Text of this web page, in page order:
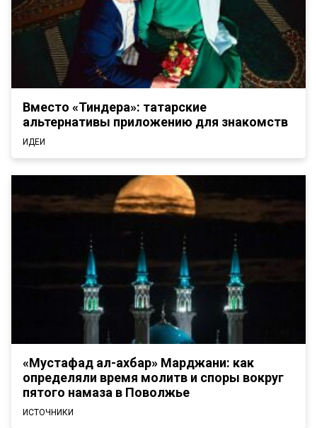
Вместо «Тиндера»: татарские
альтернативы приложению для знакомств
ИДЕИ
«Мустафад ал-ахбар» Марджани: как
определяли время молитв и споры вокруг
пятого намаза в Поволжье
ИСТОЧНИКИ